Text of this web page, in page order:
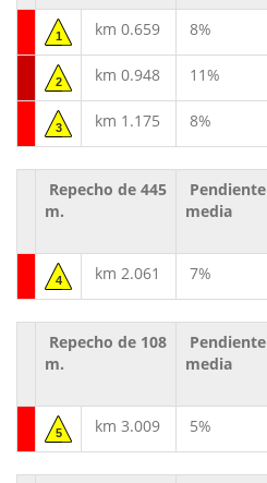
1 km 0.659 8%
2 km 0.948 11%
3 km 1.175 8%
Repecho de 445
m.
Pendiente
media
4 km 2.061 7%
Repecho de 108
m.
Pendiente
media
5 km 3.009 5%